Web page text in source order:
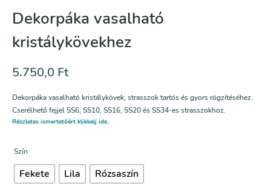
Dekorpáka vasalható
kristálykövekhez
5.750,0 Ft
Dekorpáka vasalható kristálykövek, strasszok tartós és gyors rögzítéséhez.
Cserélhető fejjel SS6, SS10, SS16, SS20 és SS34-es strasszokhoz.
Részletes ismertetőért klikkelj ide..
Szín
Fekete Lila Rózsaszín